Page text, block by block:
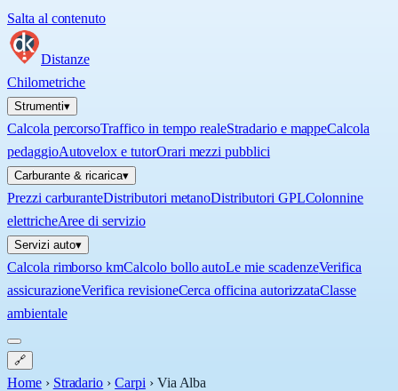
Salta al contenuto
Distanze
Chilometriche
Strumenti▾
Calcola percorsoTraffico in tempo realeStradario e mappeCalcola
pedaggioAutovelox e tutorOrari mezzi pubblici
Carburante & ricarica▾
Prezzi carburanteDistributori metanoDistributori GPLColonnine
elettricheAree di servizio
Servizi auto▾
Calcola rimborso kmCalcolo bollo autoLe mie scadenzeVerifica
assicurazioneVerifica revisioneCerca officina autorizzataClasse
ambientale
🔗
Home › Stradario › Carpi › Via Alba